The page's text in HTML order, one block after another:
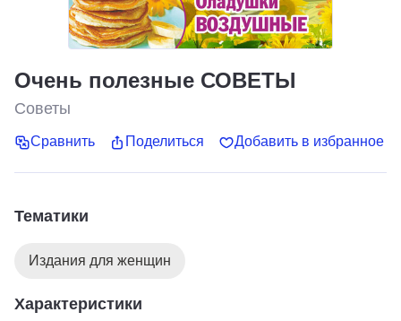
Очень полезные СОВЕТЫ
Советы
Сравнить Поделиться Добавить в избранное
Тематики
Издания для женщин
Характеристики